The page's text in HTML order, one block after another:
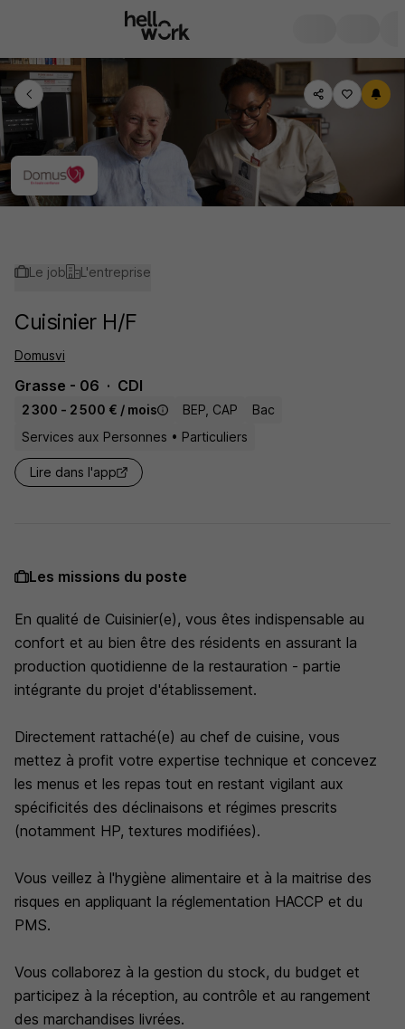
Le job L'entreprise
Cuisinier H/F
Domusvi
Grasse - 06 CDI
2 300 - 2 500 € / mois BEP, CAP
Bac
Services aux Personnes • Particuliers
Lire dans l'app
Les missions du poste
En qualité de Cuisinier(e), vous êtes indispensable au
confort et au bien être des résidents en assurant la
production quotidienne de la restauration - partie
intégrante du projet d'établissement.
Directement rattaché(e) au chef de cuisine, vous
mettez à profit votre expertise technique et concevez
les menus et les repas tout en restant vigilant aux
spécificités des déclinaisons et régimes prescrits
(notamment HP, textures modifiées).
Vous veillez à l'hygiène alimentaire et à la maitrise des
risques en appliquant la réglementation HACCP et du
PMS.
Vous collaborez à la gestion du stock, du budget et
participez à la réception, au contrôle et au rangement
des marchandises livrées.